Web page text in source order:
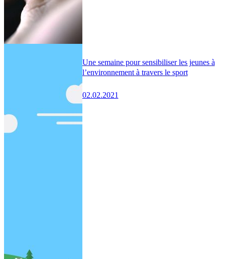
Une semaine pour sensibiliser les jeunes à
l’environnement à travers le sport
02.02.2021